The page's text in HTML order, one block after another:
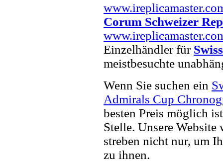
Corum Schweizer
Einzelhändler für
meistbesuchte
Wenn Sie suchen ein
Admirals Cup
besten Preis möglich
Stelle. Unsere Website
streben nicht nur, um
zu ihnen.